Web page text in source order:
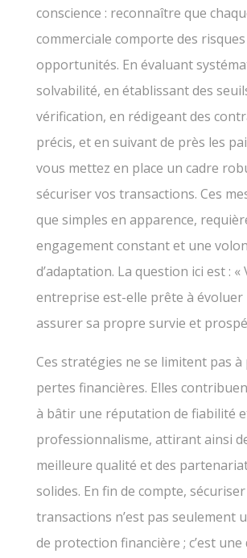
conscience : reconnaître que
commerciale comporte des
opportunités. En évaluant
solvabilité, en établissant des
vérification, en rédigeant des
précis, et en suivant de près les
vous mettez en place un cadre
sécuriser vos transactions. Ces
que simples en apparence,
engagement constant et une
d’adaptation. La question ici est : «
entreprise est-elle prête à
assurer sa propre survie et
Ces stratégies ne se limitent pas
pertes financières. Elles
à bâtir une réputation de fiabilité
professionnalisme, attirant ainsi
meilleure qualité et des
solides. En fin de compte,
transactions n’est pas seulement
de protection financière ; c’est une